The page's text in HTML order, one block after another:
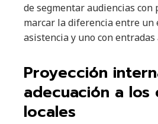
de segmentar audiencias con
marcar la diferencia entre un
asistencia y uno con entradas
Proyección
adecuación a
locales